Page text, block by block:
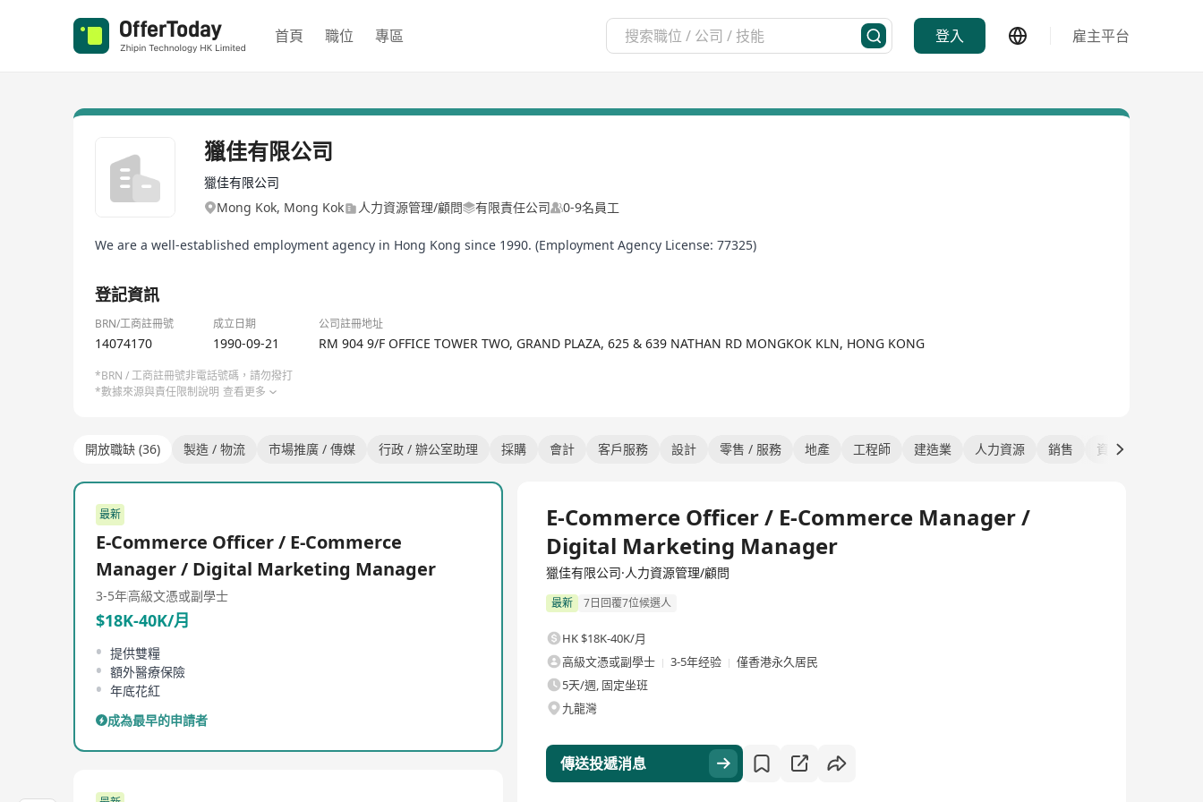
首頁 職位 專區 登入 雇主平台
獵佳有限公司
獵佳有限公司
Mong Kok, Mong Kok
人力資源管理/顧問 有限責任公司 0-9名員工
We are a well-established employment agency in Hong Kong since 1990. (Employment Agency License: 77325)
登記資訊
BRN/工商註冊號 成立日期 公司註冊地址
14074170 1990-09-21 RM 904 9/F OFFICE TOWER TWO, GRAND PLAZA, 625 & 639 NATHAN RD MONGKOK KLN, HONG KONG
*BRN / 工商註冊號非電話號碼，請勿撥打
*數據來源與責任限制說明 查看更多
開放職缺 (36) 製造 / 物流 市場推廣 / 傳媒 行政 / 辦公室助理 採購 會計 客戶服務 設計 零售 / 服務 地產 工程師 建造業 人力資源 銷售 資訊科技
最新
E-Commerce Officer / E-Commerce
Manager / Digital Marketing Manager
3-5年高級文憑或副學士
$18K-40K/月
提供雙糧
額外醫療保險
年底花紅
成為最早的申請者
E-Commerce Officer / E-Commerce Manager /
Digital Marketing Manager
獵佳有限公司·人力資源管理/顧問
最新 7日回覆7位候選人
HK $18K-40K/月
高級文憑或副學士
3-5年经验
僅香港永久居民
5天/週, 固定坐班
九龍灣
傳送投遞消息